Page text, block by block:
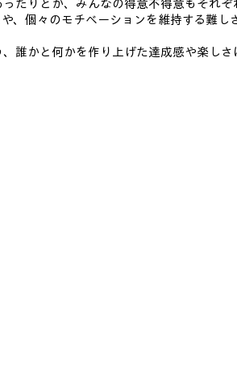
たりとか、みんなの得意不得意もそれぞ
、個々のモチベーションを維持する難し
誰かと何かを作り上げた達成感や楽しさ